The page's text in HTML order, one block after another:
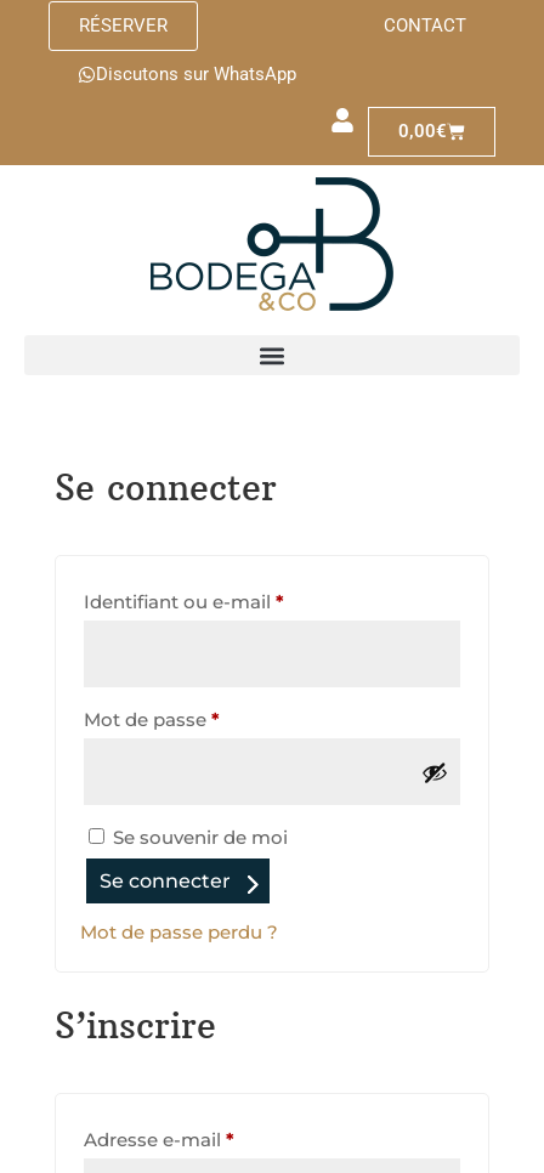
RÉSERVER CONTACT
Discutons sur WhatsApp
0,00€
Se connecter
Identifiant ou e-mail *
Mot de passe *
Se souvenir de moi
Se connecter
Mot de passe perdu ?
S’inscrire
Adresse e-mail *